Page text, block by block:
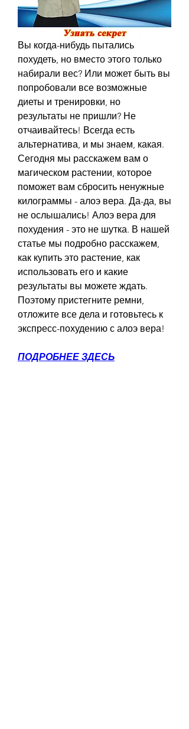
Вы когда-нибудь пытались
похудеть, но вместо этого только
набирали вес? Или может быть вы
попробовали все возможные
диеты и тренировки, но
результаты не пришли? Не
отчаивайтесь! Всегда есть
альтернатива, и мы знаем, какая.
Сегодня мы расскажем вам о
магическом растении, которое
поможет вам сбросить ненужные
килограммы - алоэ вера. Да-да, вы
не ослышались! Алоэ вера для
похудения - это не шутка. В нашей
статье мы подробно расскажем,
как купить это растение, как
использовать его и какие
результаты вы можете ждать.
Поэтому пристегните ремни,
отложите все дела и готовьтесь к
экспресс-похудению с алоэ вера!
ПОДРОБНЕЕ ЗДЕСЬ